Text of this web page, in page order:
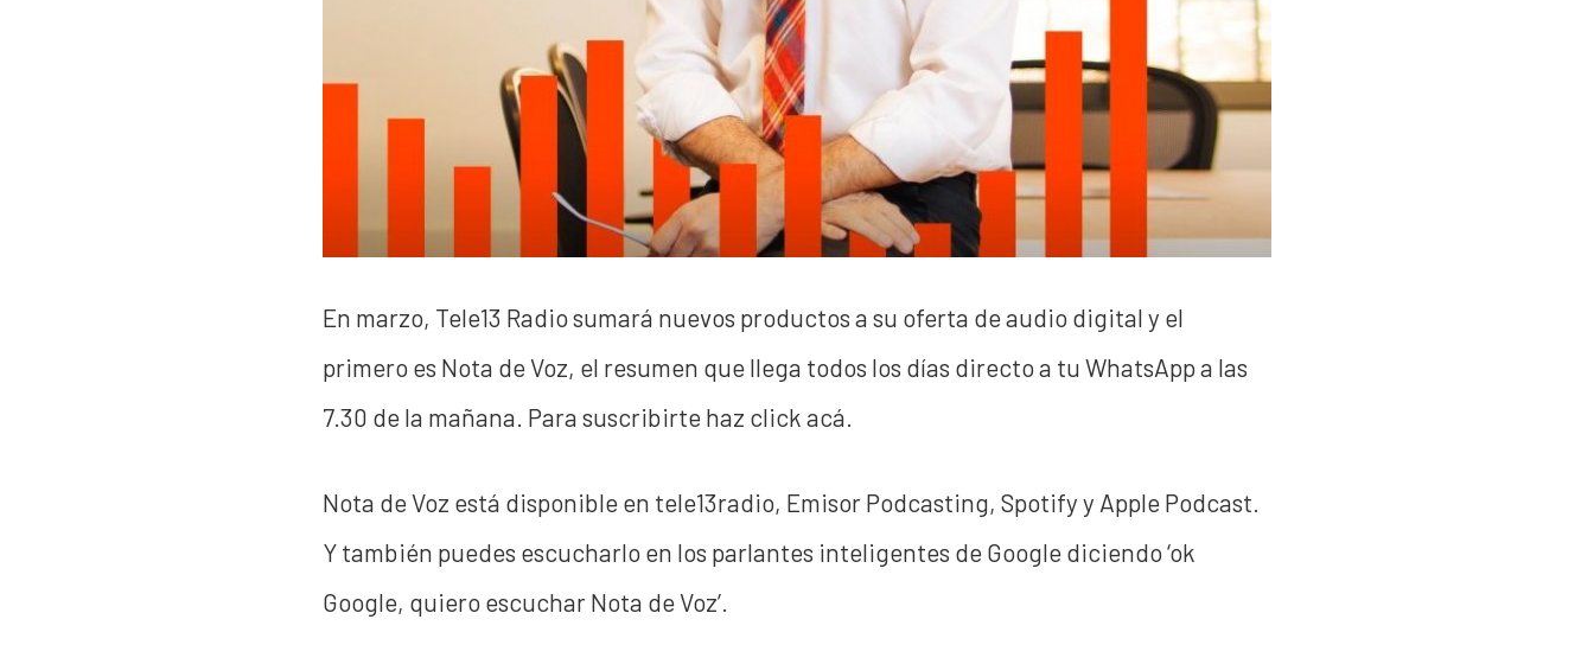
En marzo, Tele13 Radio sumará nuevos productos a su oferta de audio digital y el
primero es Nota de Voz, el resumen que llega todos los días directo a tu WhatsApp a las
7.30 de la mañana. Para suscribirte haz click acá.
Nota de Voz está disponible en tele13radio, Emisor Podcasting, Spotify y Apple Podcast.
Y también puedes escucharlo en los parlantes inteligentes de Google diciendo ‘ok
Google, quiero escuchar Nota de Voz’.